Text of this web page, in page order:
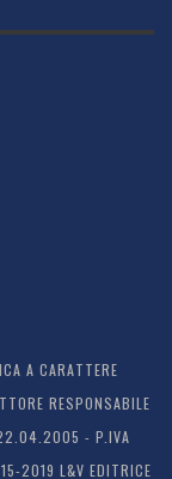
A CARATTERE
RESPONSABILE
22.04.2005 - P.IVA
2019 L&V EDITRICE